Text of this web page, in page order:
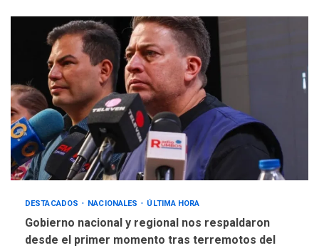
DESTACADOS NACIONALES ÚLTIMA HORA
Gobierno nacional y regional nos respaldaron
desde el primer momento tras terremotos del